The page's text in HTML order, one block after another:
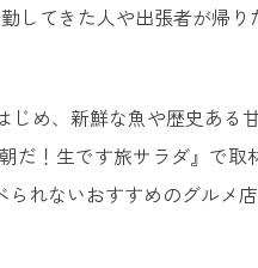
してきた人や出張者が帰り
め、新鮮な魚や歴史ある
だ！生です旅サラダ』で取
れないおすすめのグルメ